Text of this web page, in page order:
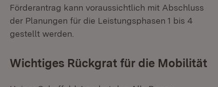
Förderantrag kann voraussichtlich mit Abschluss
der Planungen für die Leistungsphasen 1 bis 4
gestellt werden.
Wichtiges Rückgrat für die Mobilität